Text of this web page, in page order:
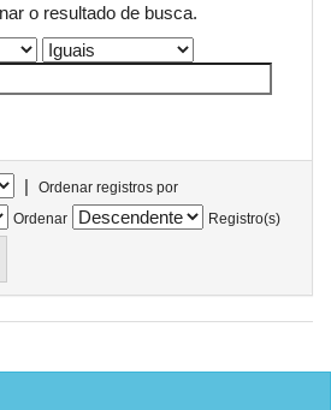
o resultado de busca.
|
Ordenar registros por
Ordenar
Registro(s)